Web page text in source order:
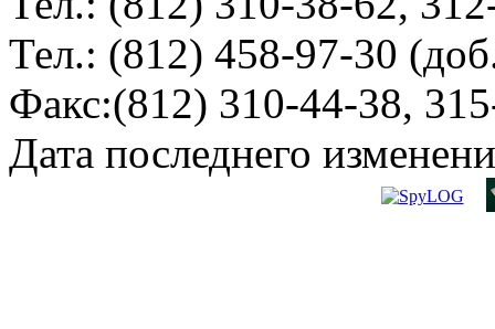
Тел.: (812) 458-97-30
Факс:(812) 310-44-38,
Дата последнего